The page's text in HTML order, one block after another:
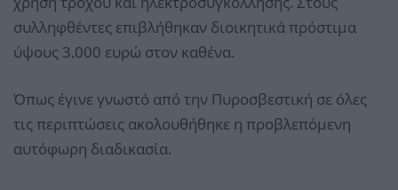
συλληφθέντες επιβλήθηκαν διοικητικά πρόστιμα
ύψους 3.000 ευρώ στον καθένα.
Όπως έγινε γνωστό από την Πυροσβεστική σε όλες
τις περιπτώσεις ακολουθήθηκε η προβλεπόμενη
αυτόφωρη διαδικασία.